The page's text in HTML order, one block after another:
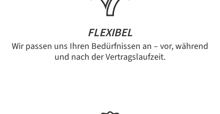
FLEXIBEL
Wir passen uns Ihren Bedürfnissen an – vor, während
und nach der Vertragslaufzeit.